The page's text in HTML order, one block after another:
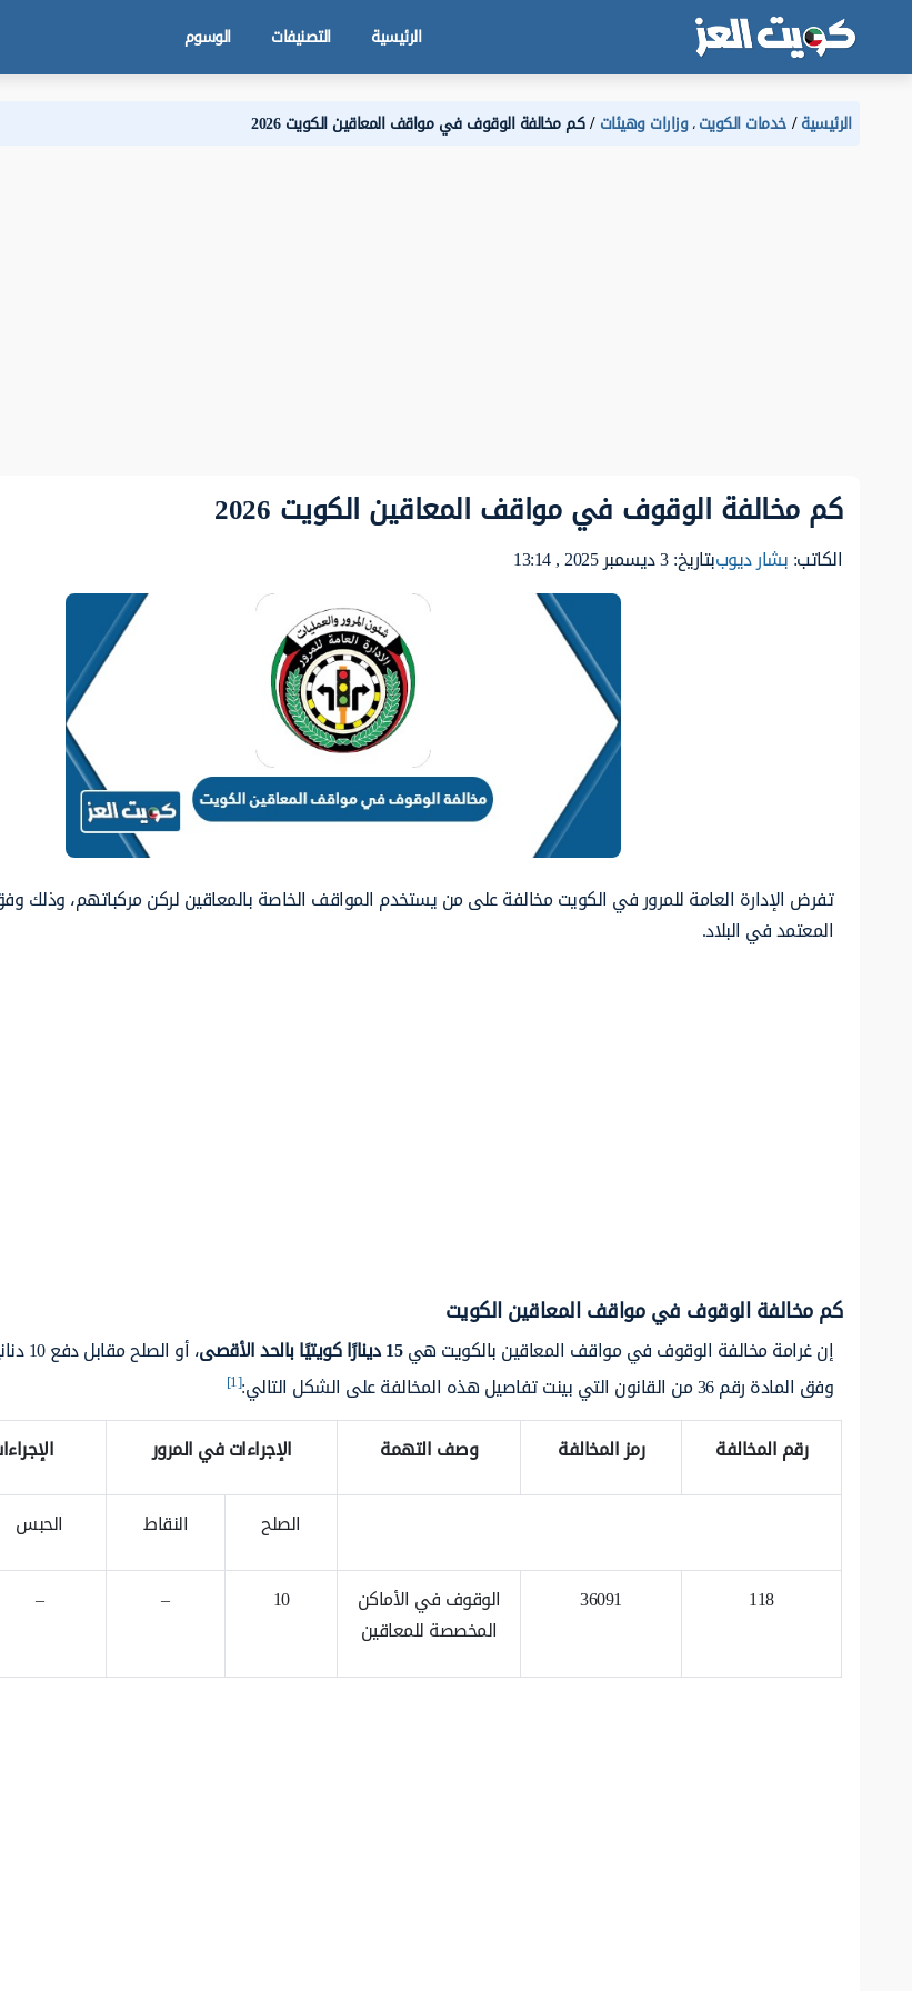
الرئيسية التصنيفات الوسوم
الرئيسية خدمات الكويت،وزارات وهيئات كم مخالفة الوقوف في مواقف المعاقين الكويت 2026
كم مخالفة الوقوف في مواقف المعاقين الكويت 2026
الكاتب:بشار ديوببتاريخ: 3 ديسمبر 2025 , 13:14
تفرض الإدارة العامة للمرور في الكويت مخالفة على من يستخدم المواقف الخاصة بالمعاقين لركن مركباتهم، وذلك
المعتمد في البلاد.
كم مخالفة الوقوف في مواقف المعاقين الكويت
إن غرامة مخالفة الوقوف في مواقف المعاقين بالكويت هي15 دينارًا كويتيًا بالحد الأقصى
، أو
وفق المادة رقم 36 من القانون التي بينت تفاصيل هذه المخالفة على الشكل التالي:
[1]
رقم المخالفة رمز المخالفة وصف التهمة الإجراءات في المرور
الصلح النقاط الحبس
118
36091
الوقوف في الأماكن
المخصصة للمعاقين
10
–
–